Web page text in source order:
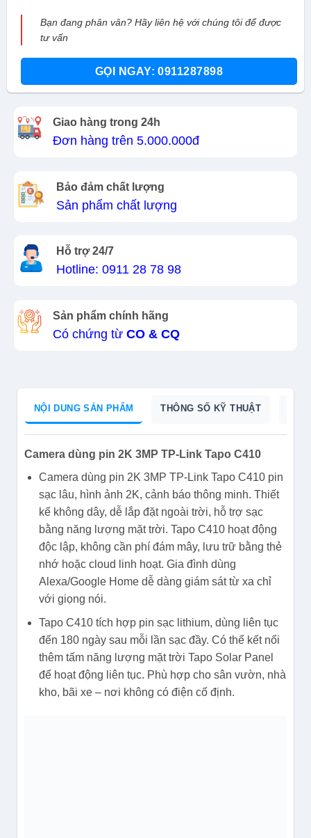
Bạn đang phân vân? Hãy liên hệ với chúng tôi để được
tư vấn
GỌI NGAY: 0911287898
Giao hàng trong 24h
Đơn hàng trên 5.000.000đ
Bảo đảm chất lượng
Sản phẩm chất lượng
Hỗ trợ 24/7
Hotline: 0911 28 78 98
Sản phẩm chính hãng
Có chứng từ CO & CQ
NỘI DUNG SẢN PHẨM THÔNG SỐ KỸ THUẬT
Camera dùng pin 2K 3MP TP-Link Tapo C410
Camera dùng pin 2K 3MP TP-Link Tapo C410 pin
sạc lâu, hình ảnh 2K, cảnh báo thông minh. Thiết
kế không dây, dễ lắp đặt ngoài trời, hỗ trợ sạc
bằng năng lượng mặt trời. Tapo C410 hoạt động
độc lập, không cần phí đám mây, lưu trữ bằng thẻ
nhớ hoặc cloud linh hoạt. Gia đình dùng
Alexa/Google Home dễ dàng giám sát từ xa chỉ
với giọng nói.
Tapo C410 tích hợp pin sạc lithium, dùng liên tục
đến 180 ngày sau mỗi lần sạc đầy. Có thể kết nối
thêm tấm năng lượng mặt trời Tapo Solar Panel
để hoạt động liên tục. Phù hợp cho sân vườn, nhà
kho, bãi xe – nơi không có điện cố định.